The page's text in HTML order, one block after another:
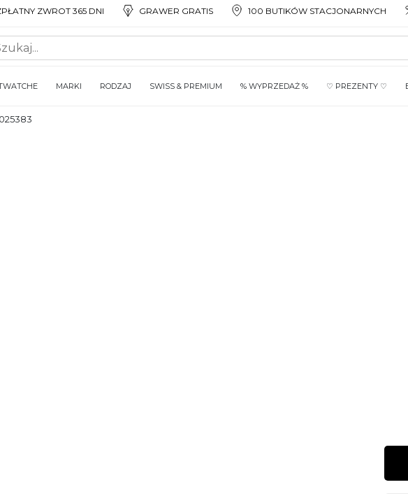
ZWROT 365 DNI GRAWER GRATIS 100 BUTIKÓW STACJONARNYCH
MARKI RODZAJ SWISS & PREMIUM % WYPRZEDAŻ % ♡ PREZENTY ♡
025383